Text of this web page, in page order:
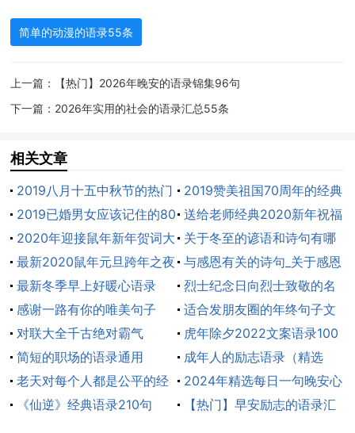
——《夏目友人帐》
10、我的生命是属于莉迪雅的，我只会为她而死，
11、我以为，即使在逆流中也要不断前进才叫人
生，其实随波逐流也并不是甚么蠢事。只要你在前进
——NANA
12、只要有树叶飞舞的地方，火就会燃烧…… 火的
影子会照耀着村子……并且……让新的树叶发芽…… 当想
要保护自己做珍惜的人时……忍者真正的力量才会表现出
来。 火的意志的阐述只为了自己而战，只爱着自己活下
去，只要这世上还有为了让我感到活着的快乐而存在的
该被杀死的人们我就不会消失。 ——三代目《火影忍
者》
简单的动漫的语录55条
上一篇：
【热门】2026年晚安的语录锦集96句
下一篇： 2026年实用的社会的语录汇总55条
相关文章
2019八月十五中秋节的热门
必备语录 中秋温馨问候祝福
语短信
2019赞美祖国70周年的经典
语录100句 建国70周年押韵
霸气祝贺词 ...
2019已婚男女应该记住的80
句话语录 悟透爱情婚姻的本
质句子
送给老师经典2020新年祝福
语古诗71句
2020年迎接鼠年新年贺词大
全最新_新年贺词大全2020句
子大全
关于冬至的谚语和诗句有哪
些
最新2020鼠年元旦跨年之夜
优美的诗句大全10首
与感恩有关的诗句_关于感恩
的经典语录格言
最新冬季早上好暖心语录
烈士纪念日向烈士致敬的名
言100句
感谢一路有你的唯美句子
_2021感恩节感谢文案
适合发朋友圈的年终句子文
案
对联大全千古绝对霸气
虎年除夕2022文案语录100
句
简短的职场的语录通用
成年人的励志语录（精选
150句）
老天对每个人都是公平的经
典语录（通用50句）
2024年精选每日一句晚安心
语语录200句
《仙逆》经典语录210句
【热门】早安励志的语录汇